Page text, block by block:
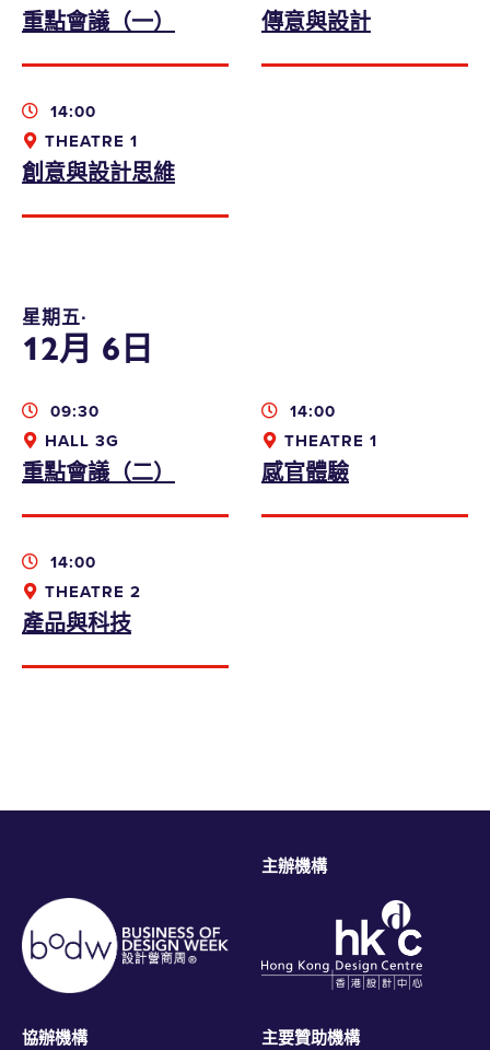
重點會議（一） 傳意與設計
14:00
THEATRE 1
創意與設計思維
星期五∙
12月 6日
09:30
HALL 3G
重點會議（二）
14:00
THEATRE 1
感官體驗
14:00
THEATRE 2
產品與科技本人同意收取香港設計中心的資訊、優惠及最
新推廣
主辦機構
協辦機構 主要贊助機構